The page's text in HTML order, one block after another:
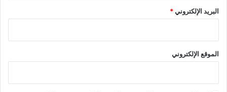
البريد الإلكتروني*
الموقع الإلكتروني